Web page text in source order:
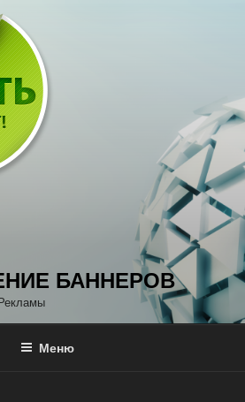
БАННЕРОВ
Меню